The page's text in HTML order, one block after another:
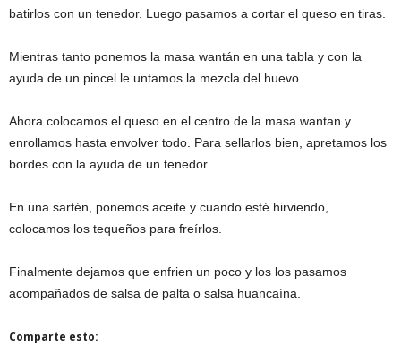
batirlos con un tenedor. Luego pasamos a cortar el queso en tiras.
Mientras tanto ponemos la masa wantán en una tabla y con la
ayuda de un pincel le untamos la mezcla del huevo.
Ahora colocamos el queso en el centro de la masa wantan y
enrollamos hasta envolver todo. Para sellarlos bien, apretamos los
bordes con la ayuda de un tenedor.
En una sartén, ponemos aceite y cuando esté hirviendo,
colocamos los tequeños para freírlos.
Finalmente dejamos que enfrien un poco y los los pasamos
acompañados de salsa de palta o salsa huancaína.
Comparte esto: